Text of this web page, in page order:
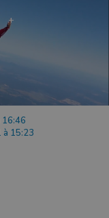
à 15:23